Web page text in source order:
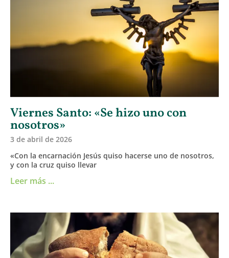
Viernes Santo: «Se hizo uno con
nosotros»
3 de abril de 2026
«Con la encarnación Jesús quiso hacerse uno de nosotros,
y con la cruz quiso llevar
Leer más ...